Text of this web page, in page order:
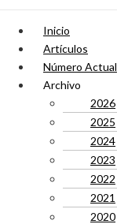
Inicio
Artículos
Número Actual
Archivo
2026
2025
2024
2023
2022
2021
2020